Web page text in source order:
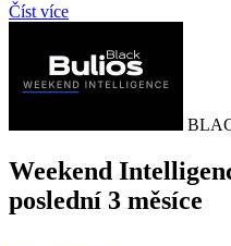
Číst více
Weekend
poslední 3 měsíce